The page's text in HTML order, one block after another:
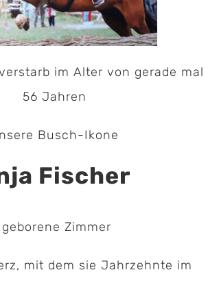
im Alter von gerade mal
56 Jahren
Busch-Ikone
Fischer
geborene Zimmer
mit dem sie Jahrzehnte im